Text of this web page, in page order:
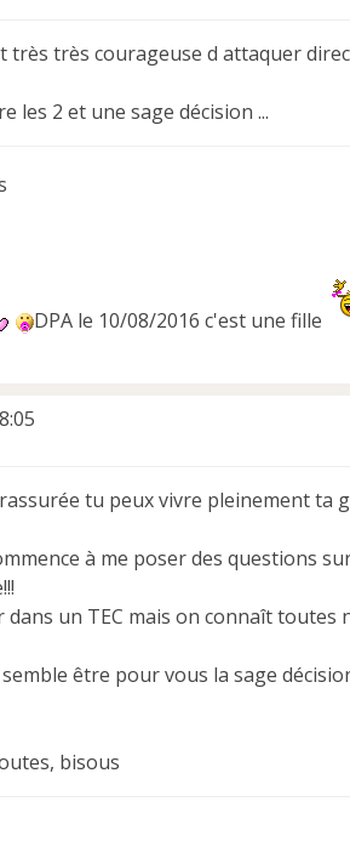
très courageuse d attaquer
les 2 et une sage décision ...
DPA le 10/08/2016 c'est une fille
tu peux vivre pleinement ta
à me poser des questions
dans un TEC mais on connaît
être pour vous la sage
bisous